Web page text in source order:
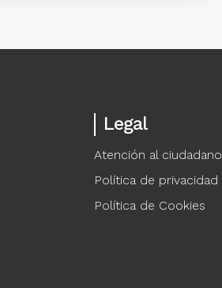
Legal
Atención al ciudadano
Política de privacidad
Política de Cookies